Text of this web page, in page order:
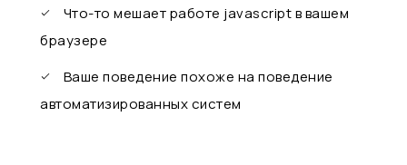
Что-то мешает работе javascript в вашем
браузере
Ваше поведение похоже на поведение
автоматизированных систем